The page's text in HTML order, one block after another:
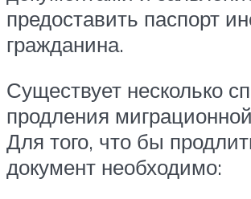
предоставить паспорт
гражданина.
Существует несколько
продления
Для того, что бы
документ необходимо: